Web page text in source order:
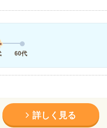
60代
詳しく見る